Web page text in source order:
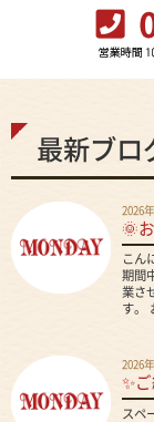
最新ブロ
2026
🌞
こん
期間
業さ
す。
2026
✨
スペ